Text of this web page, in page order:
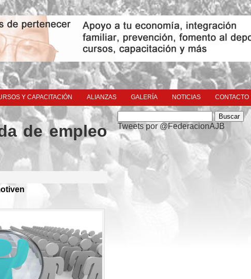
Y CAPACITACIÓN ALIANZAS GALERÍA NOTICIAS CONTACTO
de empleo
Buscar:
Tweets por @FederacionAJB